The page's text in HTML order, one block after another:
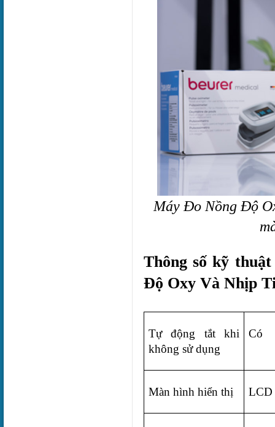
Máy Đo Nồng Độ
Thông số kỹ
Độ Oxy Và Nhịp
Tự động tắt khi
không sử dụng
Có
Màn hình hiển thị LCD